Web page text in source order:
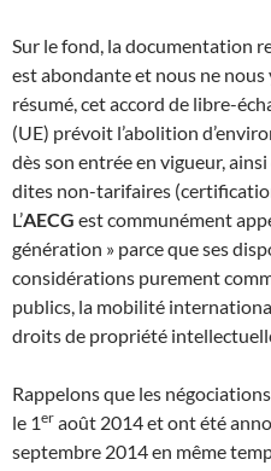
Sur le fond, la documentation
est abondante et nous ne
résumé, cet accord de libre-
(UE) prévoit l’abolition
dès son entrée en vigueur,
dites non-tarifaires
L’AECG est communément
génération » parce que ses
considérations purement
publics, la mobilité
droits de propriété
Rappelons que les
le 1er août 2014 et ont été
septembre 2014 en même